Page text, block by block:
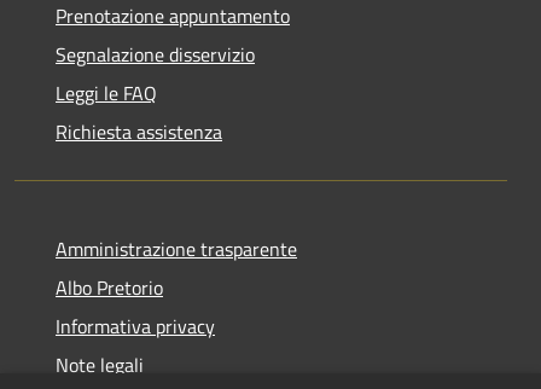
Prenotazione appuntamento
Segnalazione disservizio
Leggi le FAQ
Richiesta assistenza
Amministrazione trasparente
Albo Pretorio
Informativa privacy
Note legali